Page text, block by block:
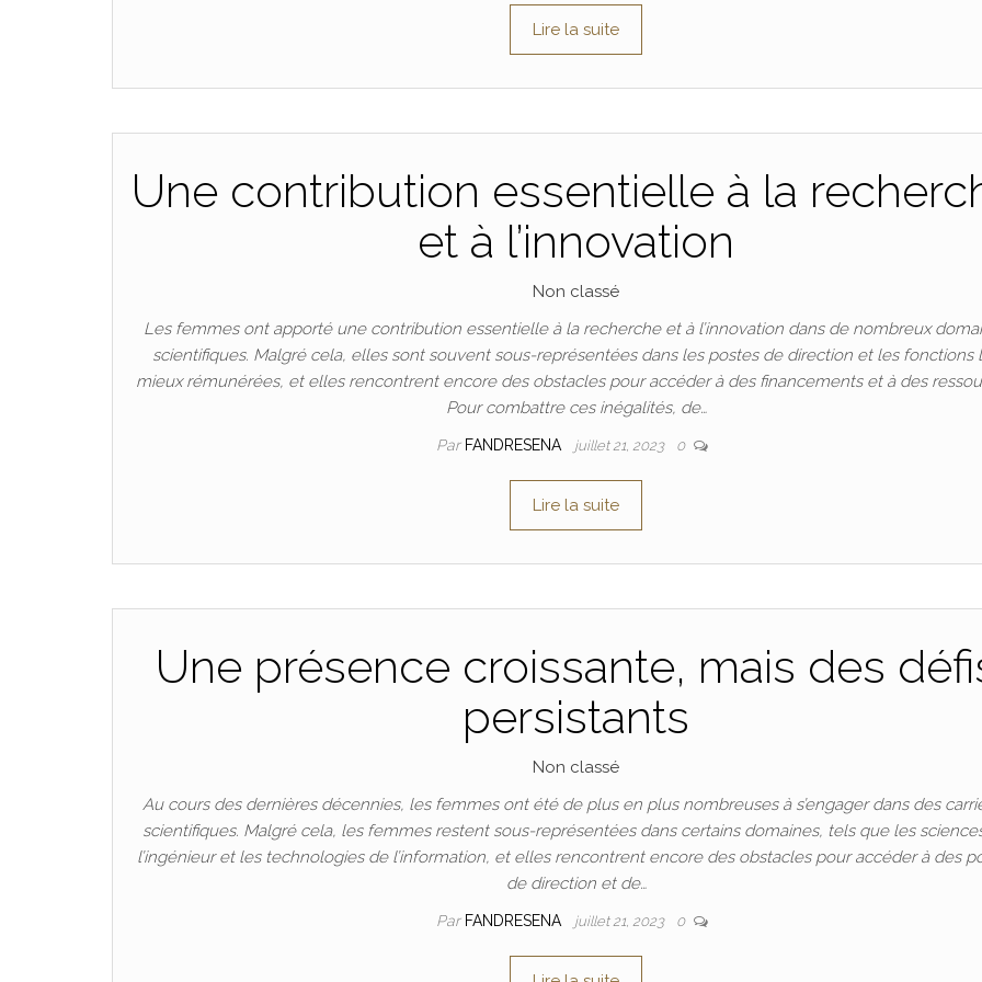
Lire la suite
Une contribution essentielle à la
et à l’innovation
Non classé
Les femmes ont apporté une contribution essentielle à la recherche et à l’innovation dans de nombreux
scientifiques. Malgré cela, elles sont souvent sous-représentées dans les postes de direction et les fonctions
mieux rémunérées, et elles rencontrent encore des obstacles pour accéder à des financements et à des
Pour combattre ces inégalités, de…
Par FANDRESENA juillet 21, 2023 0
Lire la suite
Une présence croissante, mais des
persistants
Non classé
Au cours des dernières décennies, les femmes ont été de plus en plus nombreuses à s’engager dans des
scientifiques. Malgré cela, les femmes restent sous-représentées dans certains domaines, tels que les
l’ingénieur et les technologies de l’information, et elles rencontrent encore des obstacles pour accéder à des
de direction et de…
Par FANDRESENA juillet 21, 2023 0